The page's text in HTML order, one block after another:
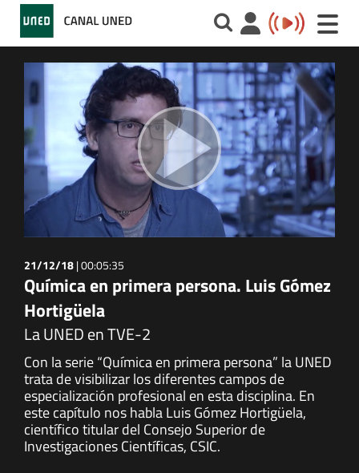
Toggle
21/12/18|00:05:35
Química en primera persona. Luis Gómez
Hortigüela
La UNED en TVE-2
Con la serie “Química en primera persona” la UNED
trata de visibilizar los diferentes campos de
especialización profesional en esta disciplina. En
este capítulo nos habla Luis Gómez Hortigüela,
científico titular del Consejo Superior de
Investigaciones Científicas, CSIC.